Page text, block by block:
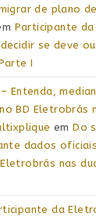
de plano
Participante
se deve
I
Entenda,
BD Eletrobrás
emDo
dados
nas
da